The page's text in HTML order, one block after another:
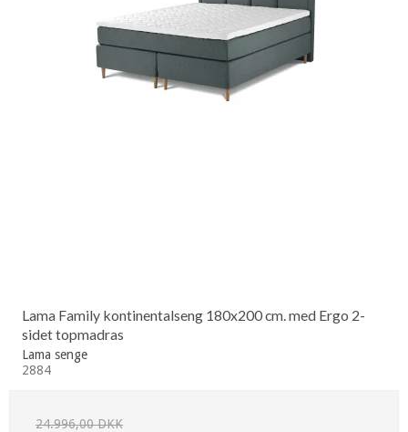
Lama Family kontinentalseng 180x200 cm. med Ergo 2-
sidet topmadras
Lama senge
2884
24.996,00 DKK